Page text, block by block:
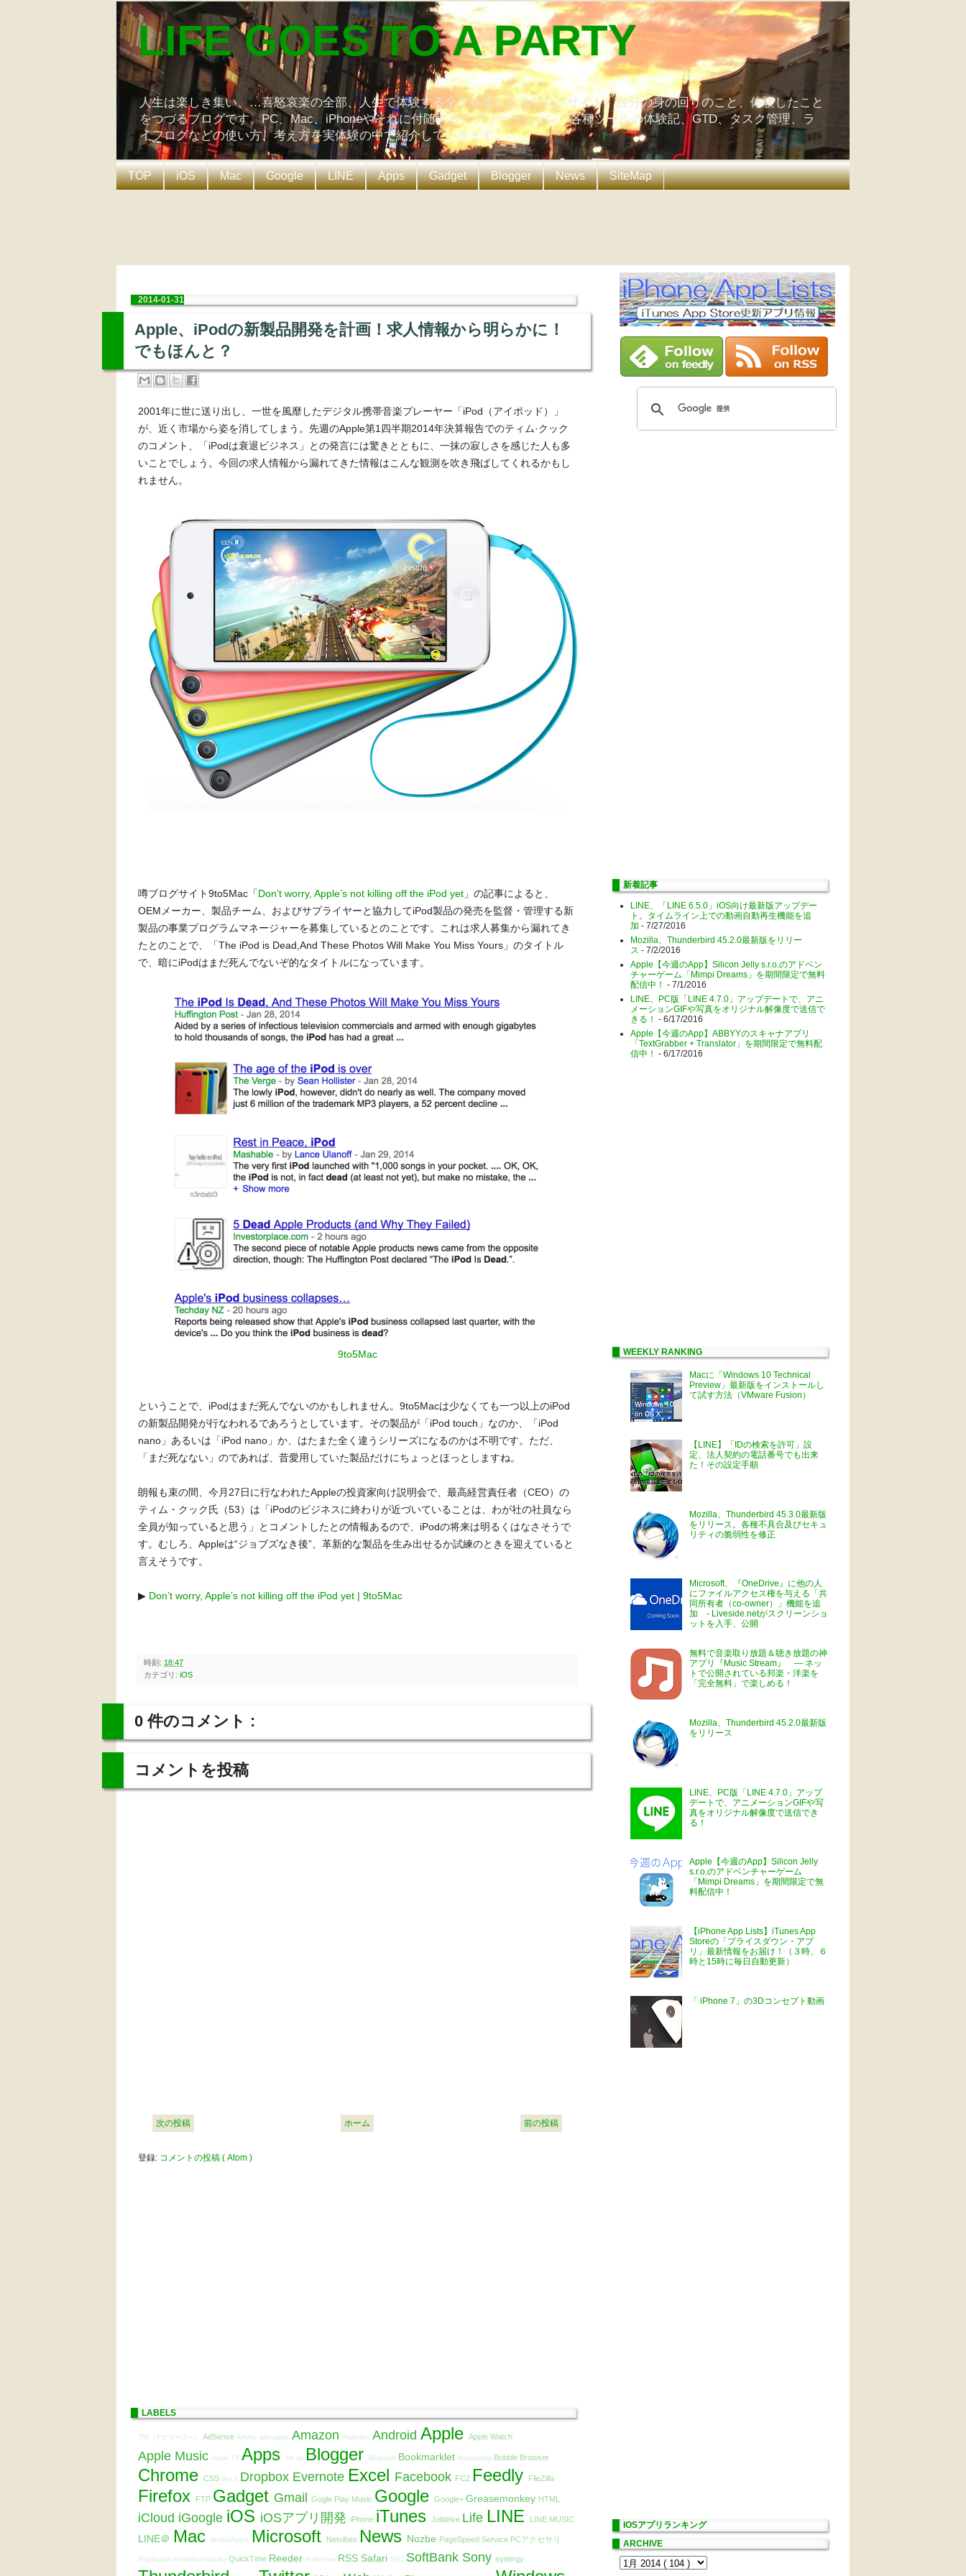
LIFE GOES TO A PARTY
人生は楽しき集い、…喜怒哀楽の全部、人生で体験する全てを楽しもうブログサイト。自分の身の回りのこと、体験したこと
をつづるブログです。PC、Mac、iPhoneやそれに付随するアプリケーション、各種ツールの体験記、GTD、タスク管理、ラ
イフログなどの使い方、考え方を実体験の中で紹介していきます。
TOP iOS Mac Google LINE Apps Gadget Blogger News SiteMap
2014-01-31
Apple、iPodの新製品開発を計画！求人情報から明らかに！
でもほんと？
2001年に世に送り出し、一世を風靡したデジタル携帯音楽プレーヤー「iPod（アイポッド）」
が、近く市場から姿を消してしまう。先週のApple第1四半期2014年決算報告でのティム·クック
のコメント、「iPodは衰退ビジネス」との発言には驚きとともに、一抹の寂しさを感じた人も多
いことでしょう。今回の求人情報から漏れてきた情報はこんな観測を吹き飛ばしてくれるかもし
れません。
噂ブログサイト9to5Mac「Don’t worry, Apple’s not killing off the iPod yet 」の記事によると、
OEMメーカー、製品チーム、およびサプライヤーと協力してiPod製品の発売を監督・管理する新
製品の事業プログラムマネージャーを募集しているとのことです。これは求人募集から漏れてき
たとのことで、「The iPod is Dead,And These Photos Will Make You Miss Yours」のタイトル
で、暗にiPodはまだ死んでないぞ的なタイトルになっています。
9to5Mac
ということで、iPodはまだ死んでないのかもしれません。9to5Macは少なくても一つ以上のiPod
の新製品開発が行なわれるであろうとしています。その製品が「iPod touch」なのか、「iPod
nano」あるいは「iPod nano」か、はたまた全く違うシリーズになるのかは不明です。ただ、
「まだ死なない」のであれば、昔愛用していた製品だけにちょっとほっとしますね。
朗報も束の間、今月27日に行なわれたAppleの投資家向け説明会で、最高経営責任者（CEO）の
ティム・クック氏（53）は「iPodのビジネスに終わりが近づいていることは、わが社の社員なら
全員が知っていると思う」とコメントしたとの情報あるので、iPodの将来は明るくはなさそうで
す。むしろ、Appleは“ジョブズなき後”、革新的な製品を生み出せるか試練のときを迎えていると
言えそうです。
▶ Don’t worry, Apple’s not killing off the iPod yet | 9to5Mac
時刻: 18:47
カテゴリ: iOS
0 件のコメント :
コメントを投稿
次の投稿 前の投稿
ホーム
登録: コメントの投稿 ( Atom )
LABELS
755（ナナゴーゴー） AdSense AirMac allmyapps Amazon Analytics Android Apple Apple Watch
Apple Music Apple TV Apps Art au Blogger Blogtrottr Bookmarklet browserling Bubble Browser
Chrome CSS dlvr.it Dropbox Evernote Excel Facebook FC2 Feedly FileZilla
Firefox FTP Gadget Gmail Gogle Play Music Google Google+ Greasemonkey HTML
iCloud iGoogle iOS iOSアプリ開発 iPhone iTunes Jolidrive Life LINE LINE MUSIC
LINE＠ Mac MediaMarker Microsoft Netvibes News Nozbe PageSpeed Service PCアクセサリ
PlayStation PrintWhatYouLike QuickTime Reeder Reflection RSS Safari SEO SoftBank Sony synergy
新着記事
LINE、「LINE 6.5.0」iOS向け最新版アップデー
ト。タイムライン上での動画自動再生機能を追
加 - 7/27/2016
Mozilla、Thunderbird 45.2.0最新版をリリー
ス - 7/2/2016
Apple【今週のApp】Silicon Jelly s.r.o.のアドベン
チャーゲーム「Mimpi Dreams」を期間限定で無料
配信中！ - 7/1/2016
LINE、PC版「LINE 4.7.0」アップデートで、アニ
メーションGIFや写真をオリジナル解像度で送信で
きる！ - 6/17/2016
Apple【今週のApp】ABBYYのスキャナアプリ
「TextGrabber + Translator」を期間限定で無料配
信中！ - 6/17/2016
WEEKLY RANKING
Macに「Windows 10 Technical
Preview」最新版をインストールし
て試す方法（VMware Fusion）
【LINE】「IDの検索を許可」設
定、法人契約の電話番号でも出来
た！その設定手順
Mozilla、Thunderbird 45.3.0最新版
をリリース。各種不具合及びセキュ
リティの脆弱性を修正
Microsoft、『OneDrive』に他の人
にファイルアクセス権を与える「共
同所有者（co-owner）」機能を追
加 - Liveside.netがスクリーンショ
ットを入手、公開
無料で音楽取り放題＆聴き放題の神
アプリ『Music Stream』 ― ネッ
トで公開されている邦楽・洋楽を
「完全無料」で楽しめる！
Mozilla、Thunderbird 45.2.0最新版
をリリース
LINE、PC版「LINE 4.7.0」アップ
デートで、アニメーションGIFや写
真をオリジナル解像度で送信でき
る！
Apple【今週のApp】Silicon Jelly
s.r.o.のアドベンチャーゲーム
「Mimpi Dreams」を期間限定で無
料配信中！
【iPhone App Lists】iTunes App
Storeの「プライスダウン・アプ
リ」最新情報をお届け！（３時、６
時と15時に毎日自動更新）
「 iPhone 7」の3Dコンセプト動画
IOSアプリランキング
ARCHIVE